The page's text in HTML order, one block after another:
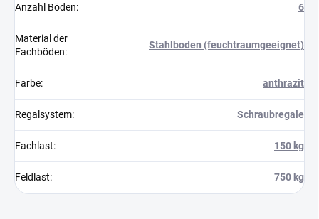
Anzahl Böden: 6
Material der
Fachböden:
Stahlboden (feuchtraumgeeignet)
Farbe: anthrazit
Regalsystem: Schraubregale
Fachlast: 150 kg
Feldlast: 750 kg